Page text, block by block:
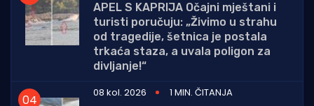
APEL S KAPRIJA Očajni mještani i
turisti poručuju: „Živimo u strahu
od tragedije, šetnica je postala
trkaća staza, a uvala poligon za
divljanje!“
08 kol. 2026
1 MIN. ČITANJA